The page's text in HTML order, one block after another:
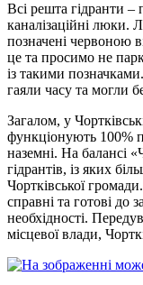
Всі решта гідранти –
каналізаційні люки.
позначені червоною
це та просимо не
із такими
гаяли часу та могли
Загалом, у
функціонують 100%
наземні. На балансі
гідрантів, із яких
Чортківської
справні та готові до
необхідності.
місцевої влади,